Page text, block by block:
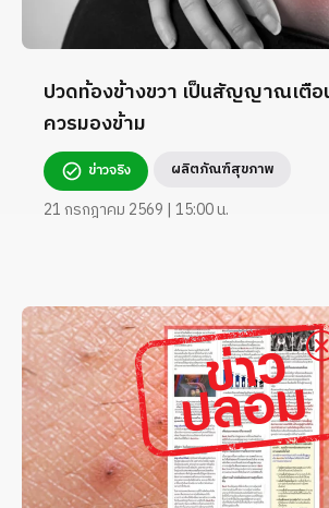
ปวดท้องข้างขวา เป็นสัญญาณเตือ
ควรมองข้าม
ข่าวจริง ผลิตภัณฑ์สุขภาพ
21 กรกฎาคม 2569 | 15:00 น.